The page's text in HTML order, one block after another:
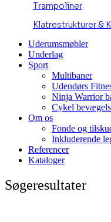
Trampoliner
Klatrestrukturer &
Uderumsmøbler
Underlag
Sport
Multibaner
Udendørs
Ninja Warrior
Cykel
Om os
Fonde og
Inkluderende
Referencer
Kataloger
Søgeresultater